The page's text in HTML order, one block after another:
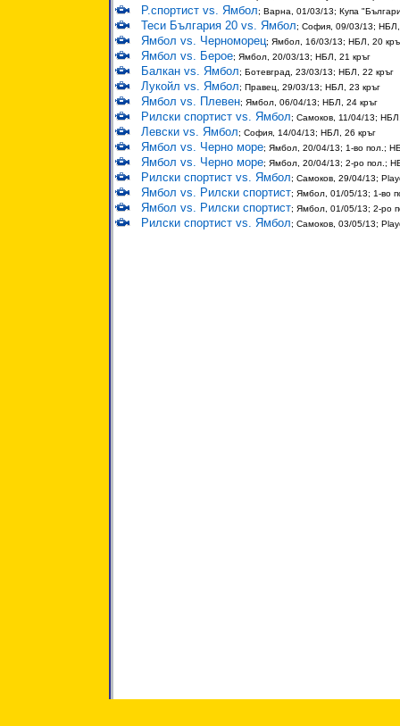
Р.спортист vs. Ямбол; Варна, 01/03/13; Купа
Теси България 20 vs. Ямбол; София, 09/03/13; НБЛ,
Ямбол vs. Черноморец; Ямбол, 16/03/13; НБЛ, 20
Ямбол vs. Берое; Ямбол, 20/03/13; НБЛ, 21 кръг
Балкан vs. Ямбол; Ботевград, 23/03/13; НБЛ, 22 кръг
Лукойл vs. Ямбол; Правец, 29/03/13; НБЛ, 23 кръг
Ямбол vs. Плевен; Ямбол, 06/04/13; НБЛ, 24 кръг
Рилски спортист vs. Ямбол; Самоков, 11/04/13;
Левски vs. Ямбол; София, 14/04/13; НБЛ, 26 кръг
Ямбол vs. Черно море; Ямбол, 20/04/13; 1-во пол.;
Ямбол vs. Черно море; Ямбол, 20/04/13; 2-ро пол.;
Рилски спортист vs. Ямбол; Самоков, 29/04/13;
Ямбол vs. Рилски спортист; Ямбол, 01/05/13; 1-во
Ямбол vs. Рилски спортист; Ямбол, 01/05/13; 2-ро
Рилски спортист vs. Ямбол; Самоков, 03/05/13;